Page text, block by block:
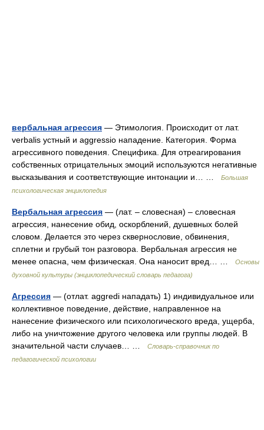
вербальная агрессия — Этимология. Происходит от лат.
verbalis устный и aggressiо нападение. Категория. Форма
агрессивного поведения. Специфика. Для отреагирования
собственных отрицательных эмоций используются негативные
высказывания и соответствующие интонации и… …
Большая
психологическая энциклопедия
Вербальная агрессия — (лат. – словесная) – словесная
агрессия, нанесение обид, оскорблений, душевных болей
словом. Делается это через сквернословие, обвинения,
сплетни и грубый тон разговора. Вербальная агрессия не
менее опасна, чем физическая. Она наносит вред… …
Основы
духовной культуры (энциклопедический словарь педагога)
Агрессия — (отлат. aggredi нападать) 1) индивидуальное или
коллективное поведение, действие, направленное на
нанесение физического или психологического вреда, ущерба,
либо на уничтожение другого человека или группы людей. В
значительной части случаев… …
Словарь-справочник по
педагогической психологии